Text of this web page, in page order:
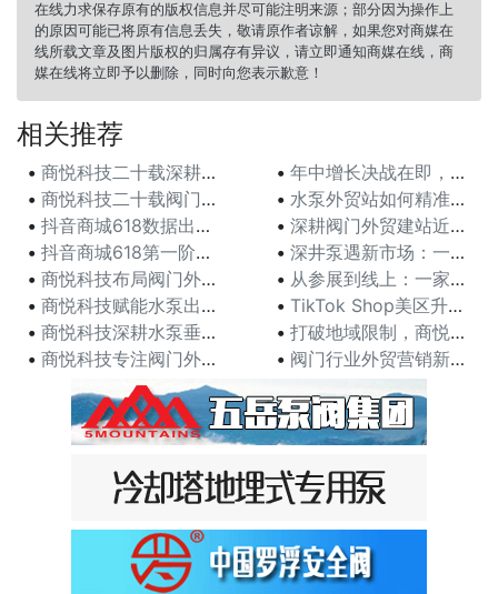
在线力求保存原有的版权信息并尽可能注明来源；部分因为操作上
的原因可能已将原有信息丢失，敬请原作者谅解，如果您对商媒在
线所载文章及图片版权的归属存有异议，请立即通知商媒在线，商
媒在线将立即予以删除，同时向您表示歉意！
相关推荐
• 商悦科技二十载深耕水泵网站：从产品数据库到自带流量，
• 商悦科技二十载阀门建站沉淀：用客户案例说话，以数据积
• 抖音商城618数据出炉，这届消费者把钱都花在哪？
• 抖音商城618第一阶段，各行业高光品牌榜发布！
• 商悦科技布局阀门外贸营销 助力江苏阀门企业打开海外市
• 商悦科技赋能水泵出海，从代工贴牌到自主品牌的外贸营销
• 商悦科技深耕水泵垂直领域20余年，以定制化网站构建外
• 商悦科技专注阀门外贸推广20余年 定制网站助力阀门企
• 年中增长决战在即，巨量千川618攻略出炉，商家爆单有
• 水泵外贸站如何精准获客？商悦科技用三十年实战给出答案
• 深耕阀门外贸建站近三十年，商悦科技用定制方案赢得客户
• 深井泵遇新市场：一家外贸商的水泵营销破局记
• 从参展到线上：一家阀门外贸商的转型与商悦科技助力
• TikTok Shop美区升级发布ACE商家经营方法
• 打破地域限制，商悦科技助力水泵企业在全球市场崭露头角
• 阀门行业外贸营销新机遇：商悦科技助力阀门企业拓展国际